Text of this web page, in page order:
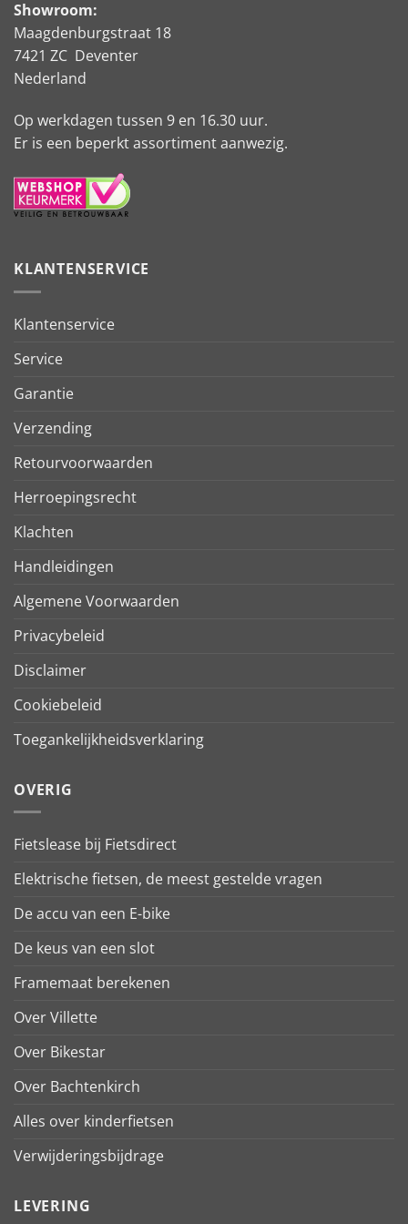
Showroom:
Maagdenburgstraat 18
7421 ZC Deventer
Nederland
Op werkdagen tussen 9 en 16.30 uur.
Er is een beperkt assortiment aanwezig.
KLANTENSERVICE
Klantenservice
Service
Garantie
Verzending
Retourvoorwaarden
Herroepingsrecht
Klachten
Handleidingen
Algemene Voorwaarden
Privacybeleid
Disclaimer
Cookiebeleid
Toegankelijkheidsverklaring
OVERIG
Fietslease bij Fietsdirect
Elektrische fietsen, de meest gestelde vragen
De accu van een E-bike
De keus van een slot
Framemaat berekenen
Over Villette
Over Bikestar
Over Bachtenkirch
Alles over kinderfietsen
Verwijderingsbijdrage
LEVERING